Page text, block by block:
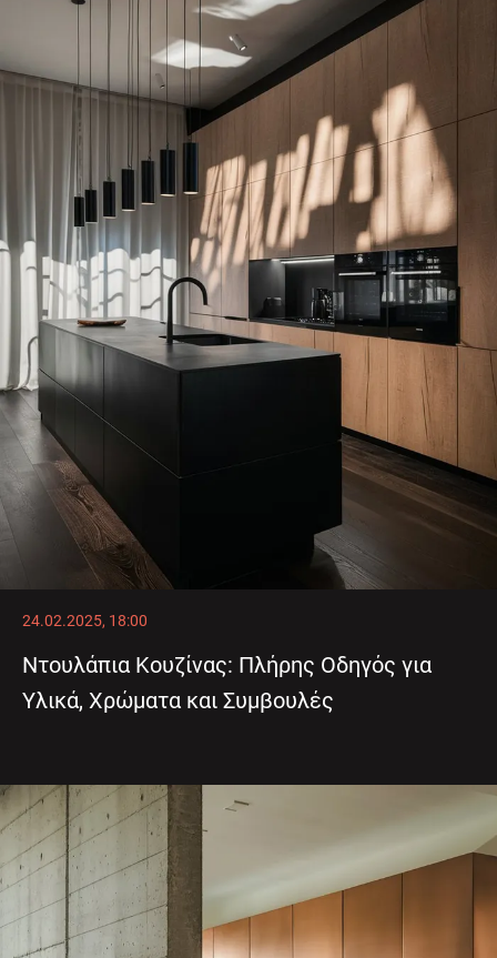
24.02.2025, 18:00
Ντουλάπια Κουζίνας: Πλήρης Οδηγός για
Υλικά, Χρώματα και Συμβουλές